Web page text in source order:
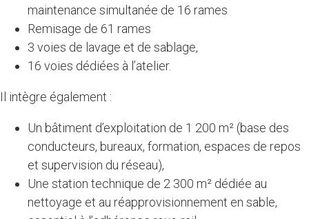
maintenance simultanée de 16 rames
Remisage de 61 rames
3 voies de lavage et de sablage,
16 voies dédiées à l’atelier.
Il intègre également :
Un bâtiment d’exploitation de 1 200 m² (base des
conducteurs, bureaux, formation, espaces de repos
et supervision du réseau),
Une station technique de 2 300 m² dédiée au
nettoyage et au réapprovisionnement en sable,